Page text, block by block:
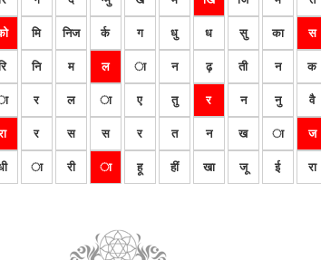
मि निज र्क ग धु ध सु का स
नि म ल ा न ढ़ ती न क
र ल ा ए तु र न नु वै
र स स र त न ख ा ज
ा री ा हू हीं खा जू ई रा